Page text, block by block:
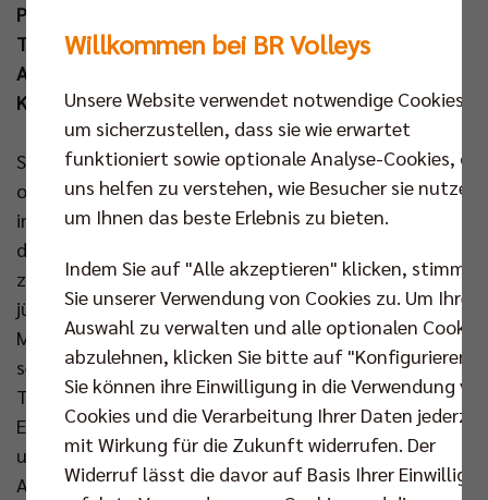
Polen und Serbien absolvieren. Aus dem BR Volleys
Team stehen Florian Krage-Brewitz, Ruben Schott,
Arthur Wehner und der kommende Neuzugang Louis
Kunstmann auf der Liste.
Seit Anfang Mai bereitet sich das deutsche Team im
olympischen- und paralympischen Trainingszentrum
in Kienbaum (Brandenburg) auf die Saison vor. Nach
der langen Club-Saison erhielten einige Spieler
zunächst noch Zeit zur Erholung, sodass auch viele
jüngere Spieler dabei waren. Neu-Bundestrainer
Massimo Botti stieß erst nach den Playoffs mit
seinem Club Asseco Resovia Rzeszów Mitte Mai zum
Team. Nun startet die heiße Phase der Vorbereitung.
Eine erste Standortbestimmung wird es am 30. Mai
um 18.30 Uhr in Neu-Ulm geben, wenn die DVV-
Auswahl in der ratiopharm Arena auf Olympiasieger
Willkommen bei BR Volleys
Unsere Website verwendet notwendige Cookies,
um sicherzustellen, dass sie wie erwartet
funktioniert sowie optionale Analyse-Cookies, die
uns helfen zu verstehen, wie Besucher sie nutzen,
um Ihnen das beste Erlebnis zu bieten.
Indem Sie auf "Alle akzeptieren" klicken, stimmen
Sie unserer Verwendung von Cookies zu. Um Ihre
Auswahl zu verwalten und alle optionalen Cookies
abzulehnen, klicken Sie bitte auf "Konfigurieren".
Sie können ihre Einwilligung in die Verwendung
Cookies und die Verarbeitung Ihrer Daten
mit Wirkung für die Zukunft widerrufen. Der
Widerruf lässt die davor auf Basis Ihrer